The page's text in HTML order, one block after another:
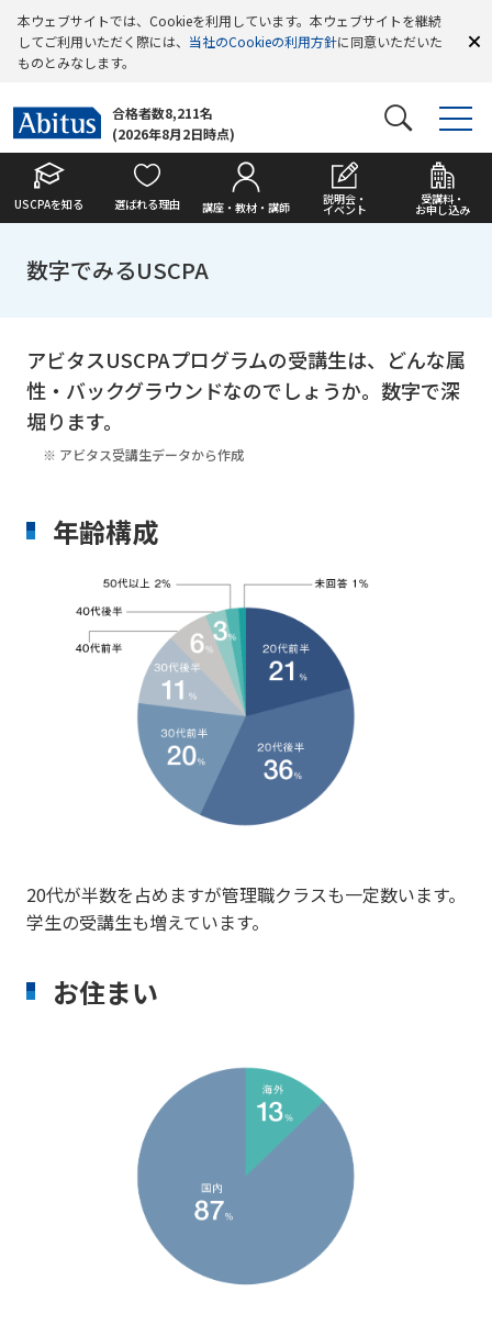
本ウェブサイトでは、Cookieを利用しています。本ウェブサイトを継続
してご利用いただく際には、 当社のCookieの利用方針に同意いただいた
ものとみなします。
合格者数8,211名
(2026年8月2日時点)
USCPAを知る 選ばれる理由 講座・教材・講師
説明会・
イベント
受講料・
お申し込み
数字でみるUSCPA
アビタスUSCPAプログラムの受講生は、どんな属
性・バックグラウンドなのでしょうか。数字で深
堀ります。
アビタス受講生データから作成
年齢構成
20代が半数を占めますが管理職クラスも一定数います。
学生の受講生も増えています。
お住まい